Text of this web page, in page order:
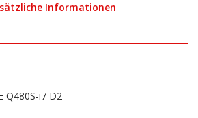
Informationen
Q480S-i7 D2